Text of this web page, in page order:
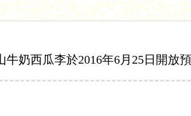
牛奶西瓜李於2016年6月25日開放